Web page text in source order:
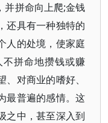
并拼命向上爬;金钱
还具有一种独特的
人的处境，使家庭
拼命地攒钱或赚
对商业的嗜好、
最普遍的感情。这
之中，甚至深入到